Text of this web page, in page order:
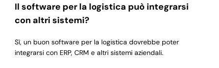
Il software per la logistica può integrarsi
con altri sistemi?
Sì, un buon software per la logistica dovrebbe poter
integrarsi con ERP, CRM e altri sistemi aziendali.